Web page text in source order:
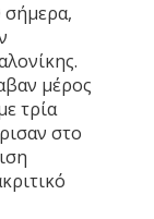
σήμερα,
μέρος
τρία
στο